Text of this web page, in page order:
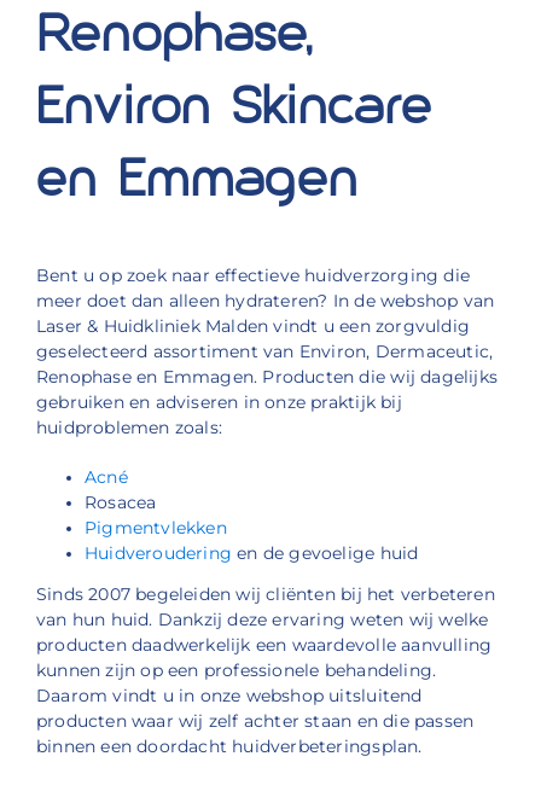
Renophase,
Environ Skincare
en Emmagen
Bent u op zoek naar effectieve huidverzorging die
meer doet dan alleen hydrateren? In de webshop van
Laser & Huidkliniek Malden vindt u een zorgvuldig
geselecteerd assortiment van Environ, Dermaceutic,
Renophase en Emmagen. Producten die wij dagelijks
gebruiken en adviseren in onze praktijk bij
huidproblemen zoals:
Acné
Rosacea
Pigmentvlekken
Huidveroudering en de gevoelige huid
Sinds 2007 begeleiden wij cliënten bij het verbeteren
van hun huid. Dankzij deze ervaring weten wij welke
producten daadwerkelijk een waardevolle aanvulling
kunnen zijn op een professionele behandeling.
Daarom vindt u in onze webshop uitsluitend
producten waar wij zelf achter staan en die passen
binnen een doordacht huidverbeteringsplan.